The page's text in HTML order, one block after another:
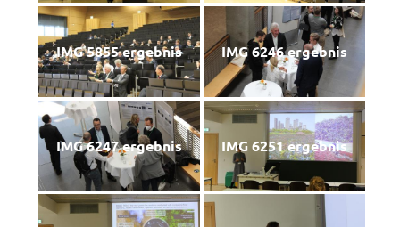
IMG 5855 ergebnis IMG 6246 ergebnis
IMG 6247 ergebnis IMG 6251 ergebnis